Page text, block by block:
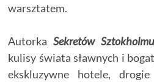
warsztatem.
AutorkaSekretów Sztokholmu
kulisy świata sławnych i
ekskluzywne hotele,